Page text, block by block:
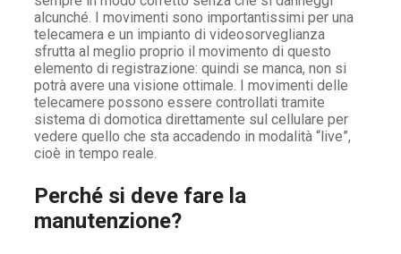
alcunché. I movimenti sono importantissimi per una
telecamera e un impianto di videosorveglianza
sfrutta al meglio proprio il movimento di questo
elemento di registrazione: quindi se manca, non si
potrà avere una visione ottimale. I movimenti delle
telecamere possono essere controllati tramite
sistema di domotica direttamente sul cellulare per
vedere quello che sta accadendo in modalità “live”,
cioè in tempo reale.
Perché si deve fare la
manutenzione?